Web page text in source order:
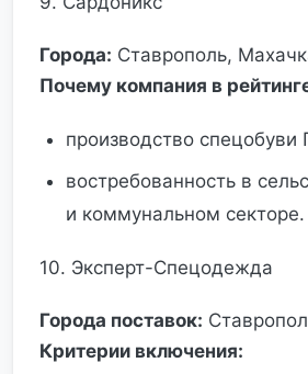
Города: Ставрополь,
Почему компания в
производство
востребованность в
и коммунальном секторе.
10. Эксперт-Спецодежда
Города поставок:
Критерии включения: